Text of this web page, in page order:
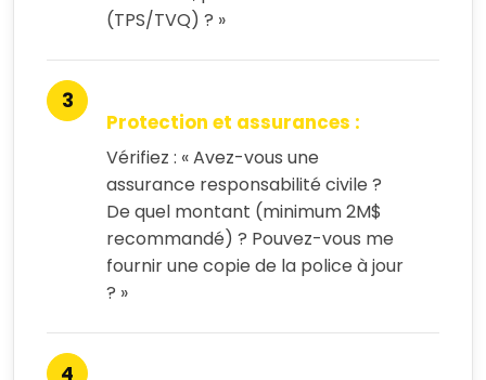
(TPS/TVQ) ? »
Protection et assurances :
Vérifiez : « Avez-vous une
assurance responsabilité civile ?
De quel montant (minimum 2M$
recommandé) ? Pouvez-vous me
fournir une copie de la police à jour
? »